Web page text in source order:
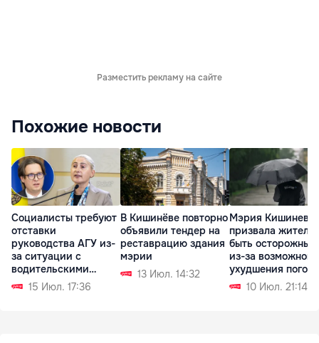
Разместить рекламу на сайте
Похожие новости
Социалисты требуют
отставки
руководства АГУ из-
за ситуации с
водительскими
правами
15 Июл. 17:36
В Кишинёве повторно
объявили тендер на
реставрацию здания
мэрии
13 Июл. 14:32
Мэрия Кишинева
призвала
быть
из-за возможного
ухудшения
10 Июл. 21:14